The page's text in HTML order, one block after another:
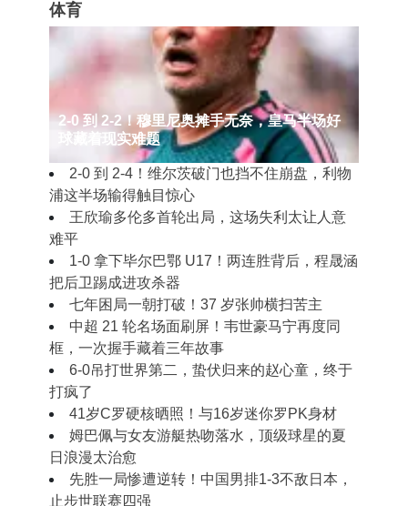
体育
2‑0 到 2‑2！穆里尼奥摊手无奈，皇马半场好
球藏着现实难题
2‑0 到 2‑4！维尔茨破门也挡不住崩盘，利物
浦这半场输得触目惊心
王欣瑜多伦多首轮出局，这场失利太让人意
难平
1‑0 拿下毕尔巴鄂 U17！两连胜背后，程晟涵
把后卫踢成进攻杀器
七年困局一朝打破！37 岁张帅横扫苦主
中超 21 轮名场面刷屏！韦世豪马宁再度同
框，一次握手藏着三年故事
6-0吊打世界第二，蛰伏归来的赵心童，终于
打疯了
41岁C罗硬核晒照！与16岁迷你罗PK身材
姆巴佩与女友游艇热吻落水，顶级球星的夏
日浪漫太治愈
先胜一局惨遭逆转！中国男排1-3不敌日本，
止步世联赛四强